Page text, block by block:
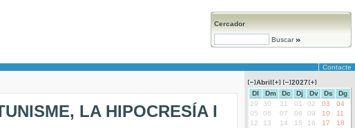
Cercador
Buscar
Contacte
LA HIPOCRESÍA I
Abril
2027
Dl
Dm Dc Dj Dv Ds
Dg
29
30 31 01 02 03
04
05
06 07 08 09 10
11
12
13 14 15 16 17
18